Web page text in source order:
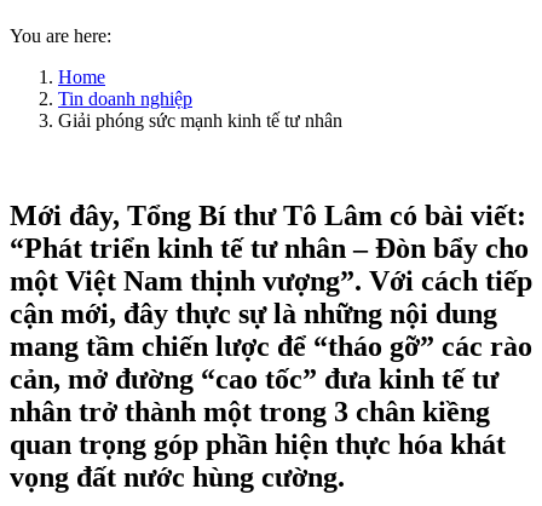
You are here:
Home
Tin doanh nghiệp
Giải phóng sức mạnh kinh tế tư nhân
Mới đây, Tổng Bí thư Tô Lâm có bài viết:
“Phát triển kinh tế tư nhân – Đòn bẩy cho
một Việt Nam thịnh vượng”. Với cách tiếp
cận mới, đây thực sự là những nội dung
mang tầm chiến lược để “tháo gỡ” các rào
cản, mở đường “cao tốc” đưa kinh tế tư
nhân trở thành một trong 3 chân kiềng
quan trọng góp phần hiện thực hóa khát
vọng đất nước hùng cường.